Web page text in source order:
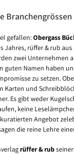
Branchengrössen
gefallen:Obergass
Jahres, rüffer & rub
zwei Unternehmen
guten Namen haben
zu setzen.
Karten und
Es gibt weder
keine
Angebot
die reine Lehre
rüffer & rub